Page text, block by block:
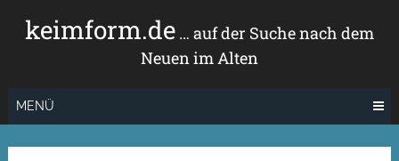
Inhaltkeimform.de… auf der Suche nach dem
Neuen im Alten
MENÜ